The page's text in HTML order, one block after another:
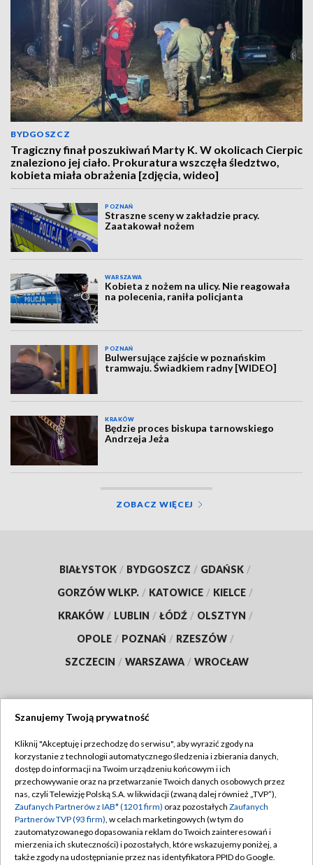
BYDGOSZCZ
Tragiczny finał poszukiwań Marty K. W okolicach Cierpic
znaleziono jej ciało. Prokuratura wszczęła śledztwo,
kobieta miała obrażenia [zdjęcia, wideo]
POZNAŃ
Straszne sceny w zakładzie pracy.
Zaatakował nożem
WARSZAWA
Kobieta z nożem na ulicy. Nie reagowała
na polecenia, raniła policjanta
POZNAŃ
Bulwersujące zajście w poznańskim
tramwaju. Świadkiem radny [WIDEO]
KRAKÓW
Będzie proces biskupa tarnowskiego
Andrzeja Jeża
ZOBACZ WIĘCEJ
BIAŁYSTOK / BYDGOSZCZ / GDAŃSK /
GORZÓW WLKP. / KATOWICE / KIELCE /
KRAKÓW / LUBLIN / ŁÓDŹ / OLSZTYN /
OPOLE / POZNAŃ / RZESZÓW /
SZCZECIN / WARSZAWA / WROCŁAW
TVP
Abonament TVP
Emisja w TVP
Centrum informacji TVP
Naziemna Telewizja Cyfrowa
Regulamin TVP
Polityka prywatności
Moje zgody
Pomoc
Szanujemy Twoją prywatność
Kliknij "Akceptuję i przechodzę do serwisu", aby wyrazić zgody na
korzystanie z technologii automatycznego śledzenia i zbierania danych,
dostęp do informacji na Twoim urządzeniu końcowym i ich
przechowywanie oraz na przetwarzanie Twoich danych osobowych przez
nas, czyli Telewizję Polską S.A. w likwidacji (zwaną dalej również „TVP”),
Zaufanych Partnerów z IAB* (1201 firm) oraz pozostałych Zaufanych
Partnerów TVP (93 firm), w celach marketingowych (w tym do
zautomatyzowanego dopasowania reklam do Twoich zainteresowań i
mierzenia ich skuteczności) i pozostałych, które wskazujemy poniżej, a
także zgody na udostępnianie przez nas identyfikatora PPID do Google.